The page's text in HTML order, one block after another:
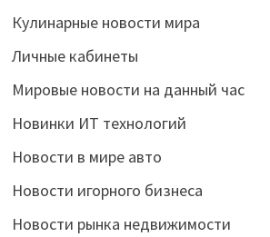
Кулинарные новости мира
Личные кабинеты
Мировые новости на данный час
Новинки ИТ технологий
Новости в мире авто
Новости игорного бизнеса
Новости рынка недвижимости